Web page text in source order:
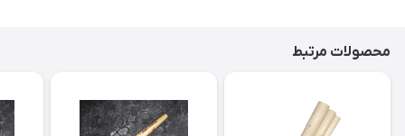
محصولات مرتبط